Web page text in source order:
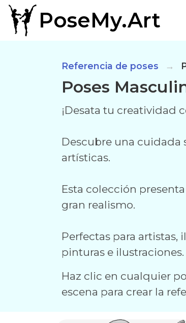
PoseMy.Art
Referencia de poses
Poses
¡Desata tu creatividad
Descubre una cuidada
artísticas.
Esta colección
gran realismo.
Perfectas para artistas,
pinturas e ilustraciones.
Haz clic en cualquier
escena para crear la